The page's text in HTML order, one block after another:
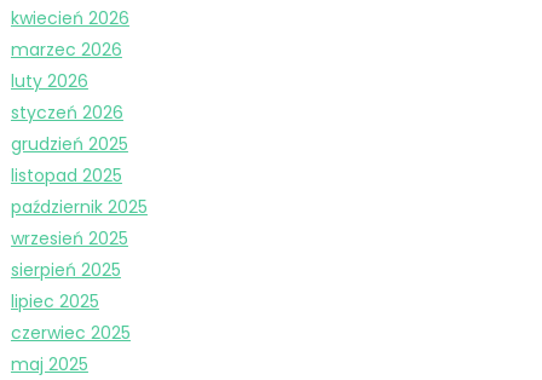
kwiecień 2026
marzec 2026
luty 2026
styczeń 2026
grudzień 2025
listopad 2025
październik 2025
wrzesień 2025
sierpień 2025
lipiec 2025
czerwiec 2025
maj 2025